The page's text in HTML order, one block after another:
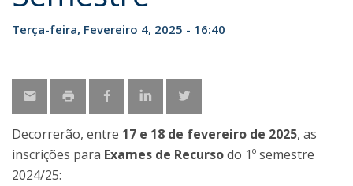
Terça-feira, Fevereiro 4, 2025 - 16:40
Decorrerão, entre 17 e 18 de fevereiro de 2025, as
inscrições para Exames de Recursodo 1º semestre
2024/25: